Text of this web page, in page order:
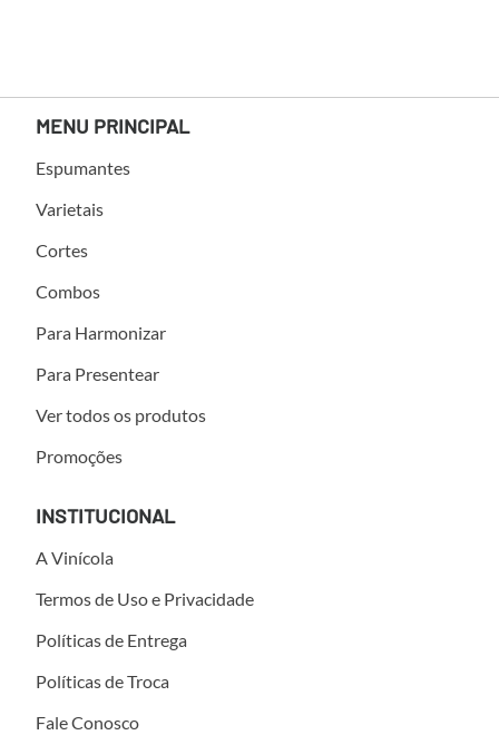
MENU PRINCIPAL
Espumantes
Varietais
Cortes
Combos
Para Harmonizar
Para Presentear
Ver todos os produtos
Promoções
INSTITUCIONAL
A Vinícola
Termos de Uso e Privacidade
Políticas de Entrega
Políticas de Troca
Fale Conosco